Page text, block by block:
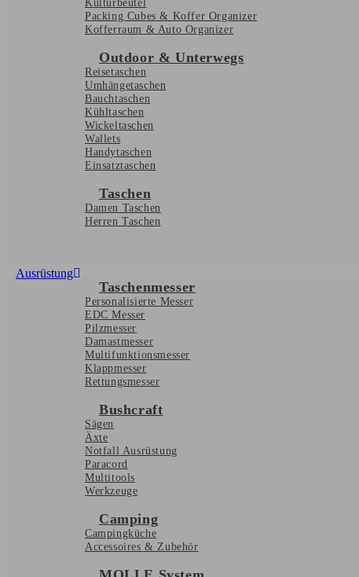
Kulturbeutel
Packing Cubes & Koffer Organizer
Kofferraum & Auto Organizer
Outdoor & Unterwegs
Reisetaschen
Umhängetaschen
Bauchtaschen
Kühltaschen
Wickeltaschen
Wallets
Handytaschen
Einsatztaschen
Taschen
Damen Taschen
Herren Taschen
Ausrüstung
Taschenmesser
Personalisierte Messer
EDC Messer
Pilzmesser
Damastmesser
Multifunktionsmesser
Klappmesser
Rettungsmesser
Bushcraft
Sägen
Äxte
Notfall Ausrüstung
Paracord
Multitools
Werkzeuge
Camping
Campingküche
Accessoires & Zubehör